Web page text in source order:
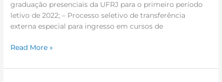
graduação presenciais da UFRJ para o primeiro período
letivo de 2022; – Processo seletivo de transferência
externa especial para ingresso em cursos de
Read More »